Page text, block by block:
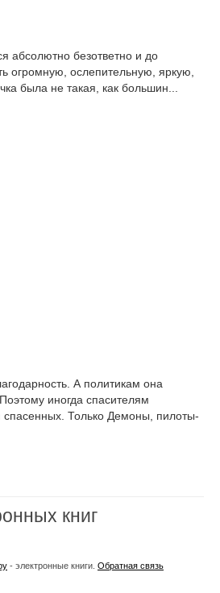
абсолютно безответно и до
огромную, ослепительную, яркую,
была не такая, как большин...
А политикам она
иногда спасителям
спасенных. Только Демоны, пилоты-
книг
- электронные книги. Обратная связь